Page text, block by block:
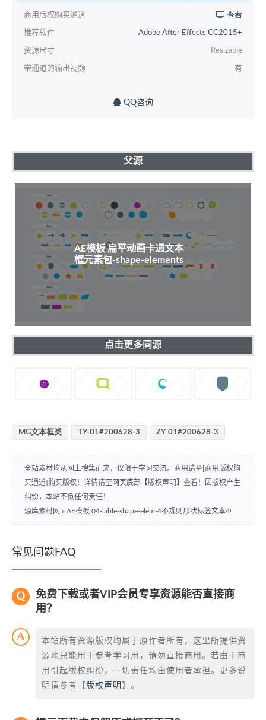
商用版权购买通道 查看
推荐软件 Adobe After Effects CC2015+
资源尺寸 Resizable
带通道的输出视频 有
QQ咨询
父源
AE模板 扁平动画卡通文本
框元素包-shape-elements
点击更多同源
MG文本框类 TY-01#200628-3 ZY-01#200628-3
全站素材均从网上搜集而来，仅限于学习交流。商用请至[商用版权购
买通道]购买版权！详情请至网页底部【版权声明】查看！因版权产生
纠纷，本站不负任何责任！
源库素材网 » AE模板 04-lable-shape-elem-4不规则形状标签文本框
常见问题FAQ
免费下载或者VIP会员专享资源能否直接商
用？
本站所有资源版权均属于原作者所有，这里所提供资
源均只能用于参考学习用，请勿直接商用。若由于商
用引起版权纠纷，一切责任均由使用者承担。更多说
明请参考【 版权声明 】。